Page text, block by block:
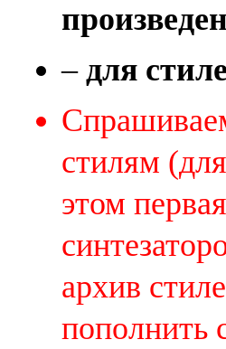
–для
стилям
этом
архив
пополнить